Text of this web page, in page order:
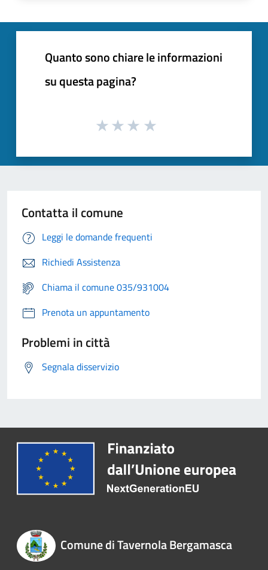
Quanto sono chiare le informazioni
su questa pagina?
Contatta il comune
Leggi le domande frequenti
Richiedi Assistenza
Chiama il comune 035/931004
Prenota un appuntamento
Problemi in città
Segnala disservizio
Comune di Tavernola Bergamasca